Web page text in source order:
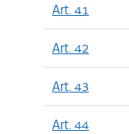
Art. 41
Art. 42
Art. 43
Art. 44